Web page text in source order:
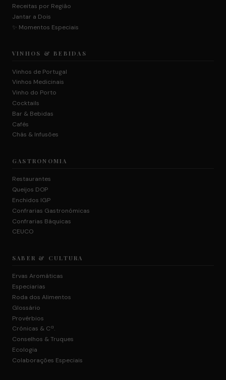
Receitas por Região
Jantar a Dois
✨ Momentos Especiais
VINHOS & BEBIDAS
Vinhos de Portugal
Vinhos Medicinais
Vinho do Porto
Cocktails
Bar & Bebidas
Cafés
Chás & Infusões
GASTRONOMIA
Restaurantes
Queijos DOP
Enchidos IGP
Confrarias Gastronómicas
Confrarias Báquicas
CEUCO
SABER & CULTURA
Ervas Aromáticas
Especiarias
Roda dos Alimentos
Glossário
Provérbios
Crónicas & Cª.
Conselhos & Truques
Ecologia
Colaborações Especiais